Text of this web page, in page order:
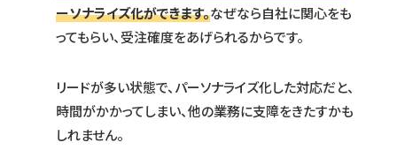
ーソナライズ化ができます。なぜなら自社に関心をも
ってもらい、受注確度をあげられるからです。
リードが多い状態で、パーソナライズ化した対応だと、
時間がかかってしまい、他の業務に支障をきたすかも
しれません。